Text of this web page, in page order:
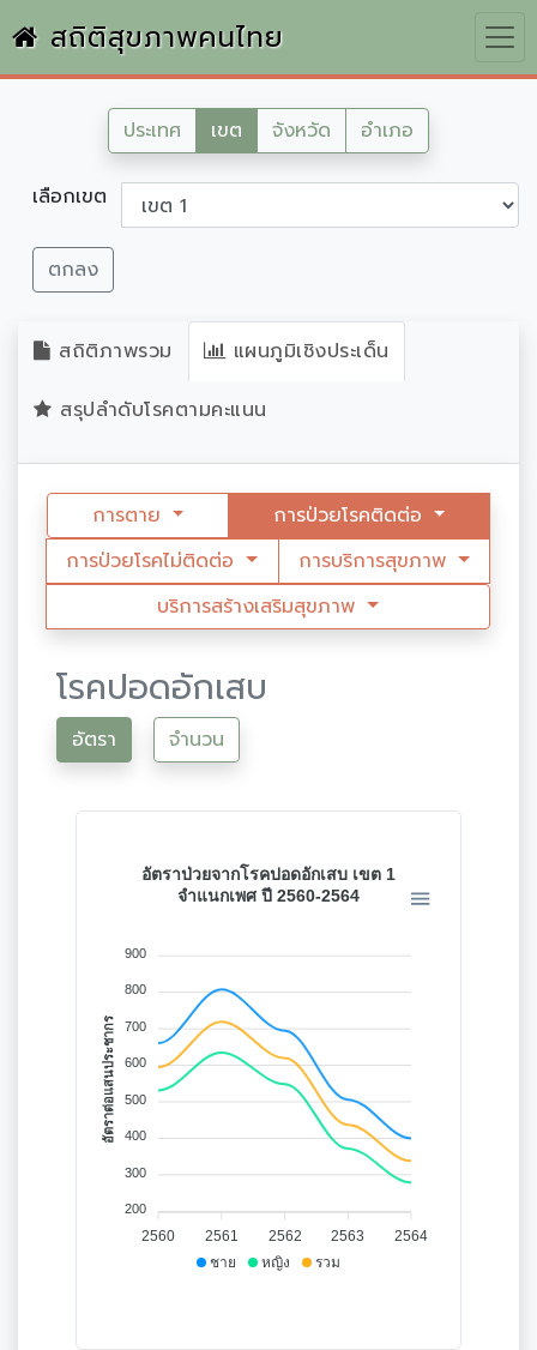
สถิติสุขภาพคนไทย
ประเทศ เขต จังหวัด อำเภอ
เลือกเขต
ตกลง
สถิติภาพรวม แผนภูมิเชิงประเด็น
สรุปลำดับโรคตามคะแนน
การตาย
การป่วยโรคติดต่อ
การป่วยโรคไม่ติดต่อ
การบริการสุขภาพ
บริการสร้างเสริมสุขภาพ
โรคปอดอักเสบ
อัตรา จำนวน